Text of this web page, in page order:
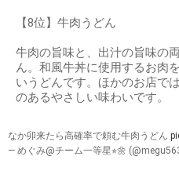
【8位】牛肉うどん
牛肉の旨味と、出汁の旨味の
ん。和風牛丼に使用するお肉
いうどんです。ほかのお店で
のあるやさしい味わいです。
なか卯来たら高確率で頼む牛肉うどん
— めぐみ@チーム一等星⭐︎🌼